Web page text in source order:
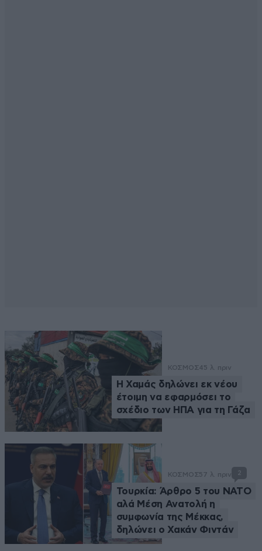
ΚΟΣΜΟΣ45 λ. πριν
Η Χαμάς δηλώνει εκ νέου
έτοιμη να εφαρμόσει το
σχέδιο των ΗΠΑ για τη Γάζα
ΚΟΣΜΟΣ57 λ. πριν 2
Τουρκία: Άρθρο 5 του ΝΑΤΟ
αλά Μέση Ανατολή η
συμφωνία της Μέκκας,
δηλώνει ο Χακάν Φιντάν